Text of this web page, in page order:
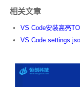
相关文章
VS Code安装高亮
VS Code